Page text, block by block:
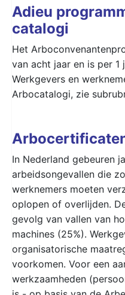
Adieu
catalogi
Het
van acht jaar en is per 1
Werkgevers en
Arbocatalogi, zie
In Nederland gebeuren
arbeidsongevallen die
werknemers moeten
oplopen of overlijden.
gevolg van vallen van
machines (25%).
organisatorische
voorkomen. Voor een
werkzaamheden